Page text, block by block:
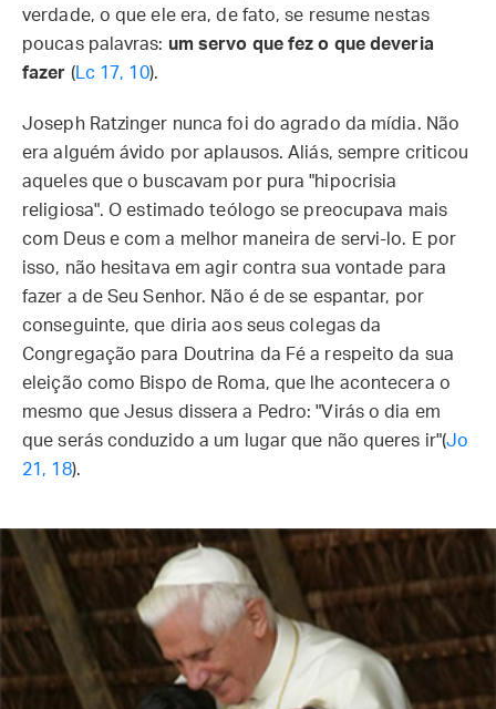
verdade, o que ele era, de fato, se resume nestas
poucas palavras: um servo que fez o que deveria
fazer (Lc 17, 10).
Joseph Ratzinger nunca foi do agrado da mídia. Não
era alguém ávido por aplausos. Aliás, sempre criticou
aqueles que o buscavam por pura "hipocrisia
religiosa". O estimado teólogo se preocupava mais
com Deus e com a melhor maneira de servi-lo. E por
isso, não hesitava em agir contra sua vontade para
fazer a de Seu Senhor. Não é de se espantar, por
conseguinte, que diria aos seus colegas da
Congregação para Doutrina da Fé a respeito da sua
eleição como Bispo de Roma, que lhe acontecera o
mesmo que Jesus dissera a Pedro: "Virás o dia em
que serás conduzido a um lugar que não queres ir"(Jo
21, 18).